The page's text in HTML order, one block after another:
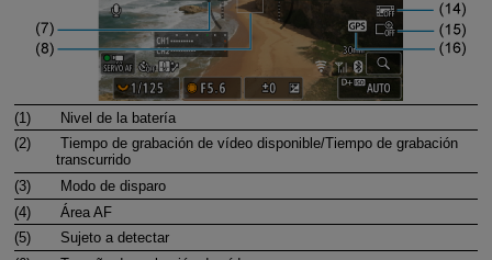
(1)
Nivel de la batería
(2)
Tiempo de grabación de vídeo disponible/Tiempo de grabación
transcurrido
(3)
Modo de disparo
(4)
Área AF
(5)
Sujeto a detectar